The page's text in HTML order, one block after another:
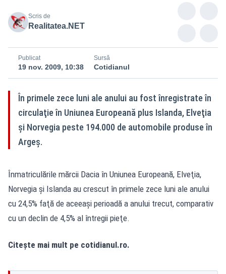
Scris de
Realitatea.NET
Publicat
19 nov. 2009, 10:38
Sursă
Cotidianul
În primele zece luni ale anului au fost înregistrate în
circulaţie în Uniunea Europeană plus Islanda, Elveţia
şi Norvegia peste 194.000 de automobile produse în
Argeş.
Înmatriculările mărcii Dacia în Uniunea Europeană, Elveţia,
Norvegia şi Islanda au crescut în primele zece luni ale anului
cu 24,5% faţă de aceeaşi perioadă a anului trecut, comparativ
cu un declin de 4,5% al întregii pieţe.
Citeşte mai mult pe cotidianul.ro.